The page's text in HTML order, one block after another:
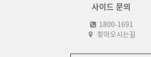
사이드 문의
1800-1691
찾아오시는길